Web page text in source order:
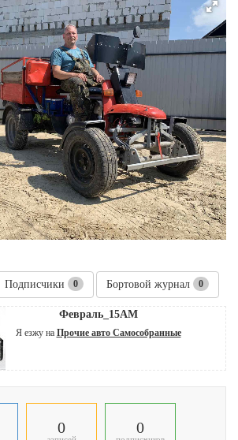
Подписчики 0 Бортовой журнал 0
Февраль_15АМ
Я езжу на Прочие авто Самособранные
0 0